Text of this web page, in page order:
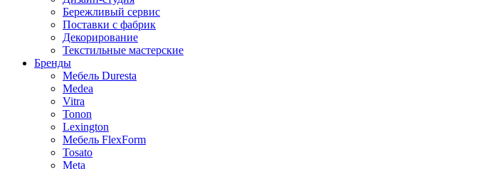
Бережливый сервис
Поставки с фабрик
Декорирование
Текстильные мастерские
Бренды
Мебель Duresta
Medea
Vitra
Tonon
Lexington
Мебель FlexForm
Tosato
Meta